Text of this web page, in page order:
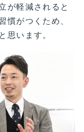
が軽減されると
慣がつくため、
思います。